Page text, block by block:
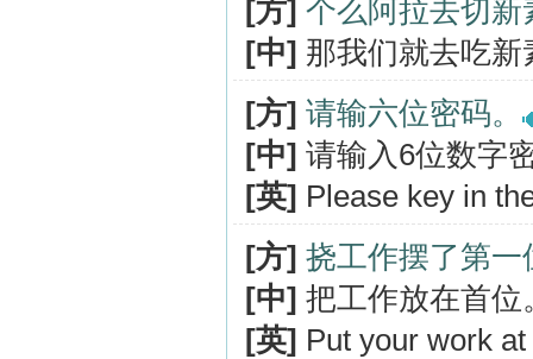
[方] 个么阿拉去切新
[中] 那我们就去吃新
[方] 请输六位密码。
[中] 请输入6位数字
[英] Please key in
[方] 挠工作摆了第一
[中] 把工作放在首位
[英] Put your work